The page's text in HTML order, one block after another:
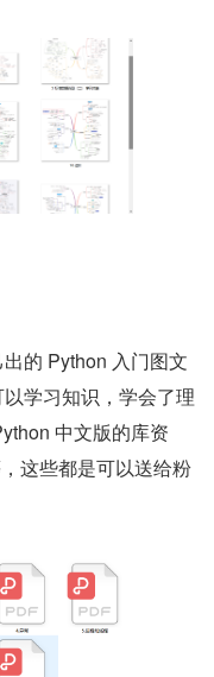
的 Python 入门图文
学习知识，学会了理
中文版的库资
这些都是可以送给粉